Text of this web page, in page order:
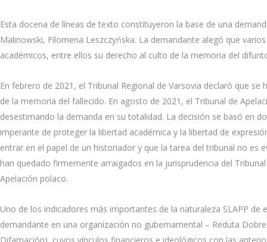
Esta docena de líneas de texto constituyeron la base de una
Malinowski, Filomena Leszczyńska. La demandante alegó que
académicos, entre ellos su derecho al culto de la memoria del
En febrero de 2021, el Tribunal Regional de Varsovia declaró que
de la memoria del fallecido. En agosto de 2021, el Tribunal de
desestimando la demanda en su totalidad. La decisión se basó en
imperante de proteger la libertad académica y la libertad de
entrar en el papel de un historiador y que la tarea del tribunal no
han quedado firmemente arraigados en la jurisprudencia del
Apelación polaco.
Uno de los indicadores más importantes de la naturaleza SLAPP
demandante en una organización no gubernamental – Reduta